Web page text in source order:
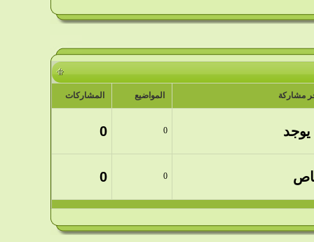
مشاركة المواضيع المشاركات
يوجد 0
0
0
0